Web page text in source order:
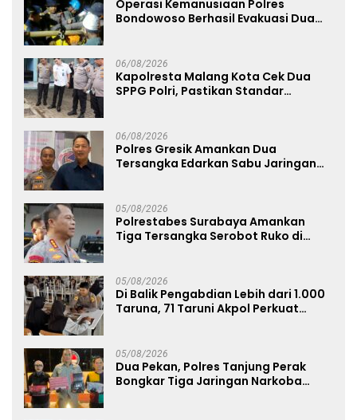
Operasi Kemanusiaan Polres
Bondowoso Berhasil Evakuasi Dua
06/08/2026
Kapolresta Malang Kota Cek Dua
SPPG Polri, Pastikan Standar
06/08/2026
Polres Gresik Amankan Dua
Tersangka Edarkan Sabu Jaringan
05/08/2026
Polrestabes Surabaya Amankan
Tiga Tersangka Serobot Ruko di
05/08/2026
Di Balik Pengabdian Lebih dari 1.000
Taruna, 71 Taruni Akpol Perkuat
05/08/2026
Dua Pekan, Polres Tanjung Perak
Bongkar Tiga Jaringan Narkoba